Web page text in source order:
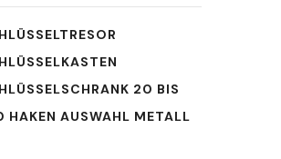
20 BIS
HAKEN AUSWAHL METALL